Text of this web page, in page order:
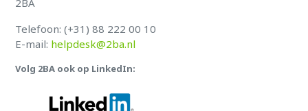
2BA
Telefoon: (+31) 88 222 00 10
E-mail: helpdesk@2ba.nl
Volg 2BA ook op LinkedIn: